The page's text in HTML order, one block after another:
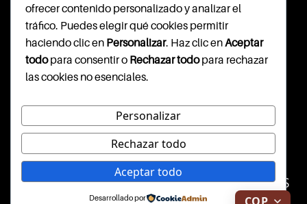
CONTACTO
Cl. 79b #7-59, segundo piso
(+57) 601 - 390 - 2344
WEBSITE DISEÑADO Y
CONSTRUIDO POR INARGI SAS
ofrecer contenido personalizado y analizar el
tráfico. Puedes elegir qué cookies permitir
haciendo clic en Personalizar. Haz clic enAceptar
todopara consentir o Rechazar todopara rechazar
las cookies no esenciales.
Personalizar
Rechazar todo
Aceptar todo
Desarrollado por $